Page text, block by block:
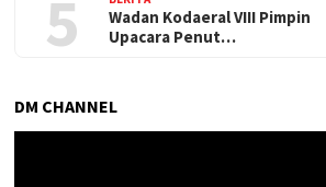
5
Wadan Kodaeral VIII Pimpin
Upacara Penut…
DM CHANNEL